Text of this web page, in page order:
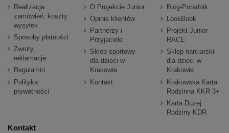
Realizacja
zamówień, koszty
wysyłek
Sposoby płatności
Zwroty,
reklamacje
Regulamin
Polityka
prywatności
O Projekcie Junior
Opinie klientów
Partnerzy i
Przyjaciele
Sklep sportowy
dla dzieci w
Krakowie
Kontakt
Blog-Poradnik
LookBook
Projekt Junior
RACE
Sklep narciarski
dla dzieci w
Krakowie
Krakowska Karta
Rodzinna KKR 3+
Karta Dużej
Rodziny KDR
Kontakt